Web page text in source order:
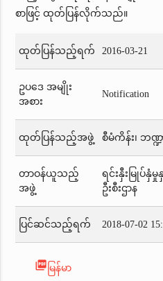
စာဖြင့် ထုတ်ပြန်လိုက်သည်။
ထုတ်ပြန်သည့်ရက် 2016-03-21
ဥပဒေ အမျိုး
အစား
Notification
ထုတ်ပြန်သည့်အဖွဲ့ စီမံကိန်း၊ ဘဏ္
တာဝန်ယူသည့်
အဖွဲ့
ရင်းနှီးမြုပ်နှံမှု
ဦးစီးဌာန
ပြင်ဆင်သည့်ရက် 2018-07-02
picture_as_pdf မြန်မာ